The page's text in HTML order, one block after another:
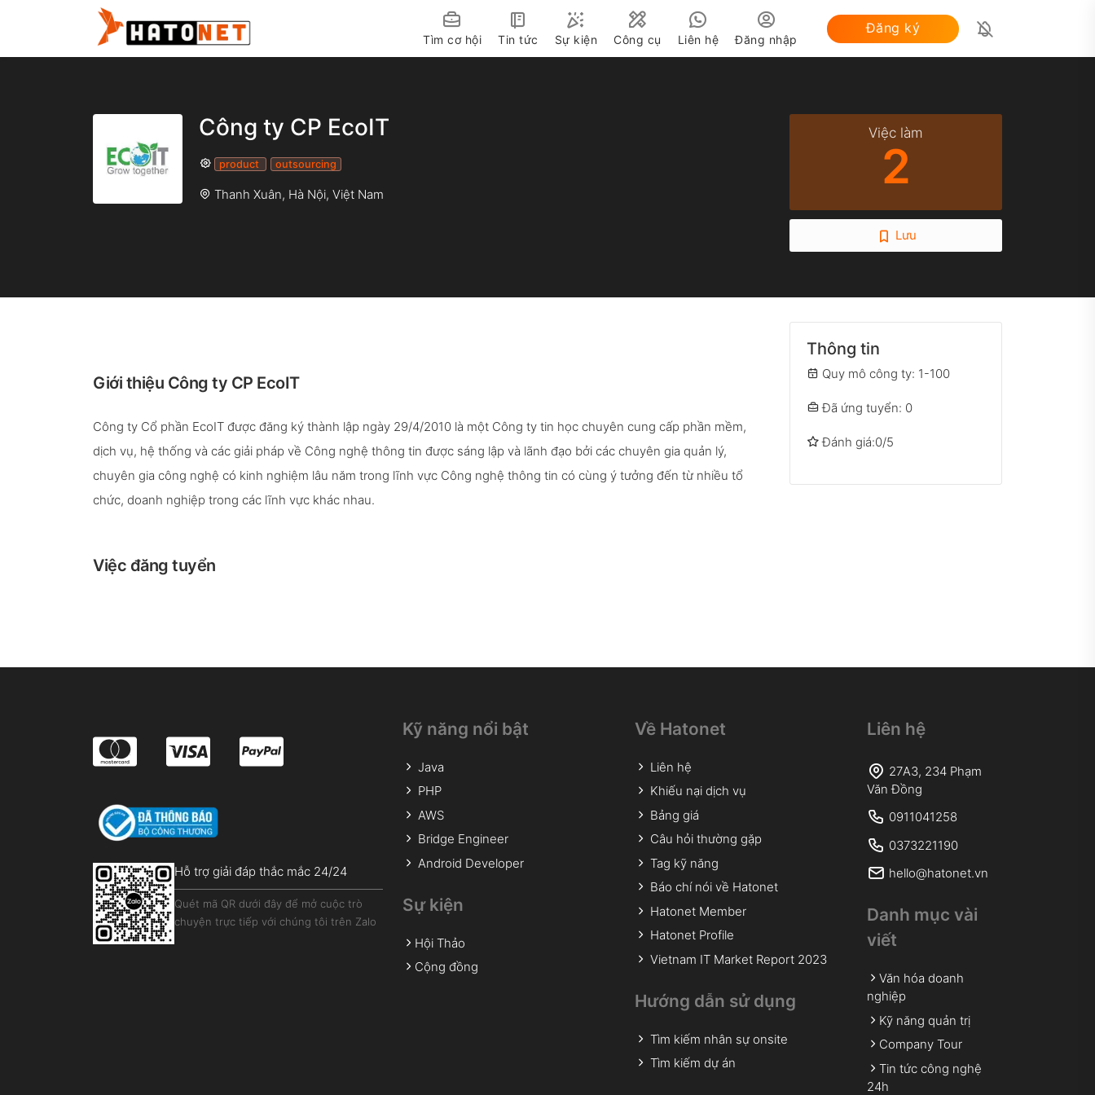
Tìm cơ hội Tin tức Sự kiện Công cụ Liên hệ Đăng nhập
Đăng ký
Công ty CP EcoIT
product outsourcing
Thanh Xuân, Hà Nội, Việt Nam
Việc làm
2
Lưu
Giới thiệu Công ty CP EcoIT
Công ty Cổ phần EcoIT được đăng ký thành lập ngày 29/4/2010 là một Công ty tin học chuyên cung cấp phần mềm,
dịch vụ, hệ thống và các giải pháp về Công nghệ thông tin được sáng lập và lãnh đạo bởi các chuyên gia quản lý,
chuyên gia công nghệ có kinh nghiệm lâu năm trong lĩnh vực Công nghệ thông tin có cùng ý tưởng đến từ nhiều tổ
chức, doanh nghiệp trong các lĩnh vực khác nhau.
Việc đăng tuyển
Thông tin
Quy mô công ty: 1-100
Đã ứng tuyển: 0
Đánh giá:0/5
Hỗ trợ giải đáp thắc mắc 24/24
Quét mã QR dưới đây để mở cuộc trò
chuyện trực tiếp với chúng tôi trên Zalo
Kỹ năng nổi bật
Java
PHP
AWS
Bridge Engineer
Android Developer
Sự kiện
Hội Thảo
Cộng đồng
Về Hatonet
Liên hệ
Khiếu nại dịch vụ
Bảng giá
Câu hỏi thường gặp
Tag kỹ năng
Báo chí nói về Hatonet
Hatonet Member
Hatonet Profile
Vietnam IT Market Report 2023
Hướng dẫn sử dụng
Tìm kiếm nhân sự onsite
Tìm kiếm dự án
Liên hệ
27A3, 234 Phạm
Văn Đồng
0911041258
0373221190
hello@hatonet.vn
Danh mục vài
viết
Văn hóa doanh
nghiệp
Kỹ năng quản trị
Company Tour
Tin tức công nghệ
24h